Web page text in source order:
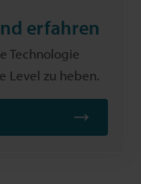
erfahren
Technologie
Level zu heben.